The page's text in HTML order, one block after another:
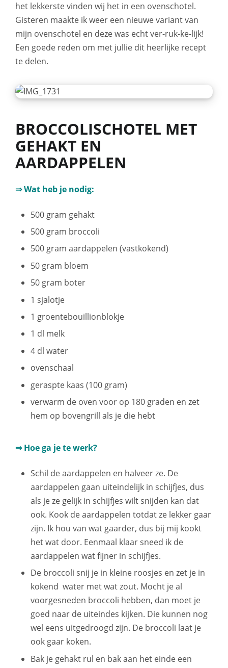
het lekkerste vinden wij het in een ovenschotel.
Gisteren maakte ik weer een nieuwe variant van
mijn ovenschotel en deze was echt ver-ruk-ke-lijk!
Een goede reden om met jullie dit heerlijke recept
te delen.
BROCCOLISCHOTEL MET
GEHAKT EN
AARDAPPELEN
⇒ Wat heb je nodig:
500 gram gehakt
500 gram broccoli
500 gram aardappelen (vastkokend)
50 gram bloem
50 gram boter
1 sjalotje
1 groentebouillionblokje
1 dl melk
4 dl water
ovenschaal
geraspte kaas (100 gram)
verwarm de oven voor op 180 graden en zet
hem op bovengrill als je die hebt
⇒ Hoe ga je te werk?
Schil de aardappelen en halveer ze. De
aardappelen gaan uiteindelijk in schijfjes, dus
als je ze gelijk in schijfjes wilt snijden kan dat
ook. Kook de aardappelen totdat ze lekker gaar
zijn. Ik hou van wat gaarder, dus bij mij kookt
het wat door. Eenmaal klaar sneed ik de
aardappelen wat fijner in schijfjes.
De broccoli snij je in kleine roosjes en zet je in
kokend water met wat zout. Mocht je al
voorgesneden broccoli hebben, dan moet je
goed naar de uiteindes kijken. Die kunnen nog
wel eens uitgedroogd zijn. De broccoli laat je
ook gaar koken.
Bak je gehakt rul en bak aan het einde een